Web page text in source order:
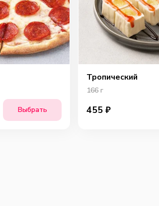
Выбрать
Тропический
166 г
455 ₽